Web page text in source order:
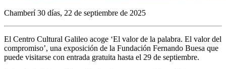
Chamberí 30 días, 22 de septiembre de 2025
El Centro Cultural Galileo acoge ‘El valor de la palabra. El valor del
compromiso’, una exposición de la Fundación Fernando Buesa que
puede visitarse con entrada gratuita hasta el 29 de septiembre.